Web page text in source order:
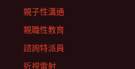
親子性溝通
親職性教育
諮詢特派員
近視雷射